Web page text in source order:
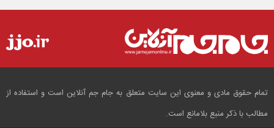
تمام حقوق مادی و معنوی این سایت متعلق به جام جم آنلاین است و استفاده از
مطالب با ذکر منبع بلامانع است.